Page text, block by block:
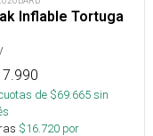
Inflable Tortuga
de $69.665sin
$16.720 por